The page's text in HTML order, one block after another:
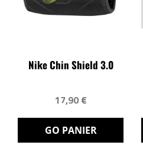
Nike Chin Shield 3.0
17,90 €
GO PANIER